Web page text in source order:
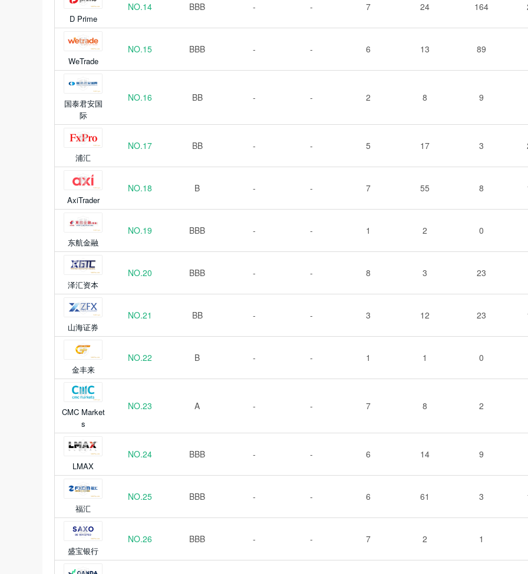
D Prime
NO.14 BBB - - 7 24 164
WeTrade
NO.15 BBB - - 6 13 89
国泰君安国
际
NO.16 BB - - 2 8 9
浦汇
NO.17 BB - - 5 17 3
AxiTrader
NO.18 B - - 7 55 8
东航金融
NO.19 BBB - - 1 2 0
泽汇资本
NO.20 BBB - - 8 3 23
山海证券
NO.21 BB - - 3 12 23
金丰来
NO.22 B - - 1 1 0
CMC Market
s
NO.23 A - - 7 8 2
LMAX
NO.24 BBB - - 6 14 9
福汇
NO.25 BBB - - 6 61 3
盛宝银行
NO.26 BBB - - 7 2 1